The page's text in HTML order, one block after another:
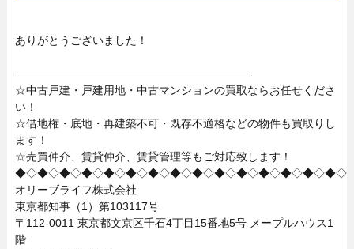
ありがとうございました！
──────────────────────────────
☆中古戸建・戸建用地・中古マンションの買取ならお任せくださ
い！
☆借地権・底地・再建築不可・既存不適格などの物件も買取りし
ます！
☆売買仲介、賃貸仲介、賃貸管理等もご対応致します！
◆◇◆◇◆◇◆◇◆◇◆◇◆◇◆◇◆◇◆◇◆◇◆◇◆◇◆◇◆◇
オリーブライフ株式会社
東京都知事（1）第103117号
〒112-0011 東京都文京区千石4丁目15番地5号 メープルハウス1
階